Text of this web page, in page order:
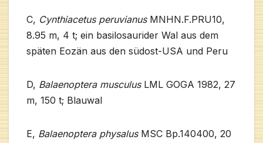
C, Cynthiacetus peruvianusMNHN.F.PRU10,
8.95 m, 4 t; ein basilosaurider Wal aus dem
späten Eozän aus den südost-USA und Peru
D, Balaenoptera musculusLML GOGA 1982, 27
m, 150 t; Blauwal
E, Balaenoptera physalusMSC Bp.140400, 20